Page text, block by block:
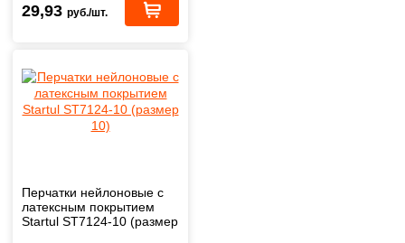
29,93 руб./шт.
Перчатки нейлоновые с
латексным покрытием
Startul ST7124-10 (размер